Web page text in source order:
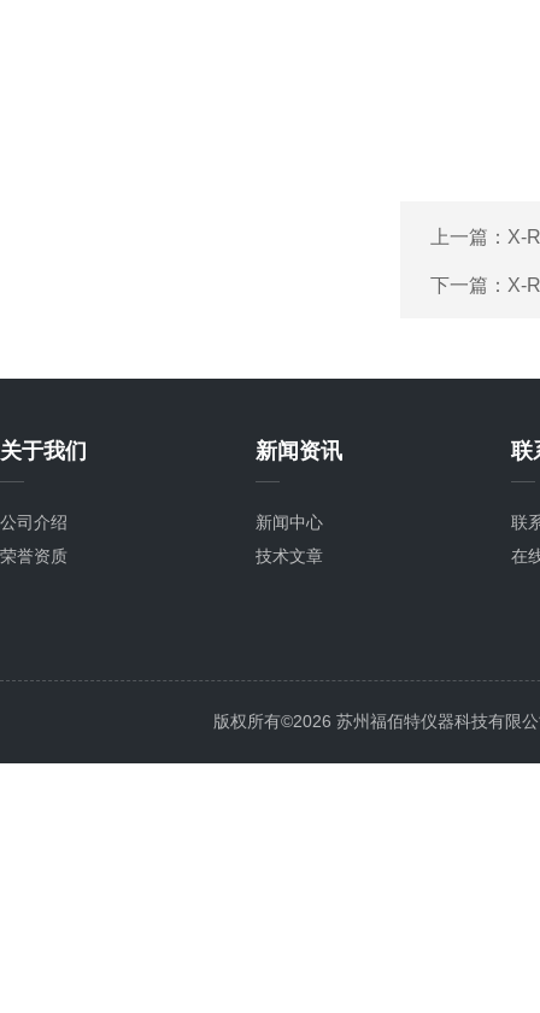
上一篇： X-
下一篇： X-
关于我们
公司介绍
荣誉资质
新闻资讯
新闻中心
技术文章
联
联
在
版权所有©2026 苏州福佰特仪器科技有限